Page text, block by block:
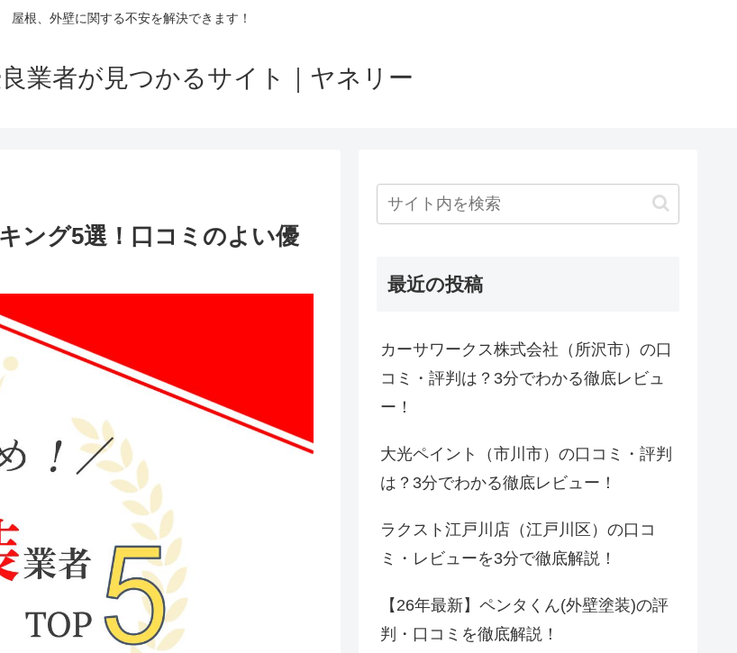
屋根、外壁に関する不安を解決できます！
業者が見つかるサイト｜ヤネリー
ング5選！口コミのよい優
最近の投稿
カーサワークス株式会社（所沢市）の口
コミ・評判は？3分でわかる徹底レビュ
ー！
大光ペイント（市川市）の口コミ・評判
は？3分でわかる徹底レビュー！
ラクスト江戸川店（江戸川区）の口コ
ミ・レビューを3分で徹底解説！
【26年最新】ペンタくん(外壁塗装)の評
判・口コミを徹底解説！